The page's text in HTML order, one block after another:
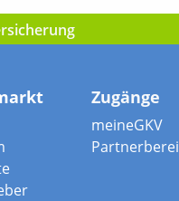
Zugänge
meineGKV